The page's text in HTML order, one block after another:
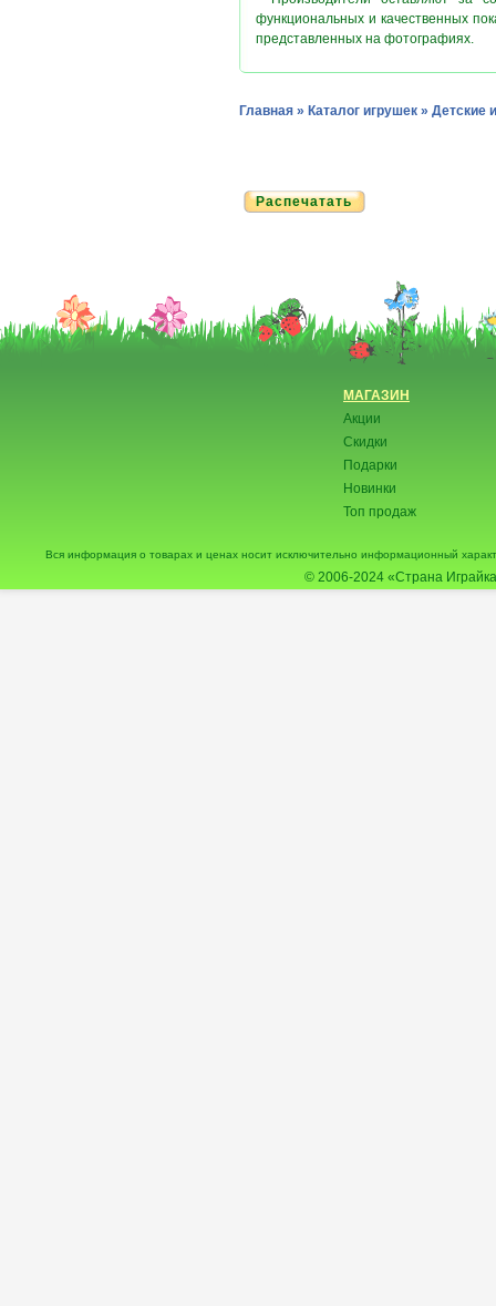
функциональных и качественных
представленных на фотографиях.
Главная » Каталог игрушек » Детские
Распечатать
МАГАЗИН
Акции
Скидки
Подарки
Новинки
Топ продаж
Вся информация о товарах и ценах носит исключительно информационный
© 2006-2024 «Страна